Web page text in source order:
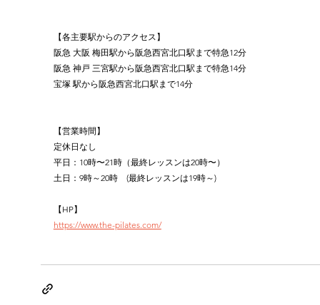
【各主要駅からのアクセス】
阪急 大阪 梅田駅から阪急西宮北口駅まで特急12分
阪急 神戸 三宮駅から阪急西宮北口駅まで特急14分
宝塚 駅から阪急西宮北口駅まで14分
【営業時間】
定休日なし
平日：10時〜21時（最終レッスンは20時〜）
土日：9時～20時　(最終レッスンは19時～)
【HP】
https://www.the-pilates.com/